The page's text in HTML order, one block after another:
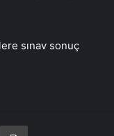
sınav sonuç
E-Posta ile paylaş Yazdır